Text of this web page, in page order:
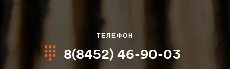
ТЕЛЕФОН
8(8452) 46-90-03